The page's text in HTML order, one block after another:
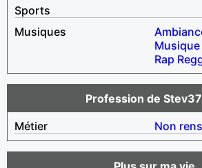
Sports
Musiques
Rap
Profession de
Métier
Non